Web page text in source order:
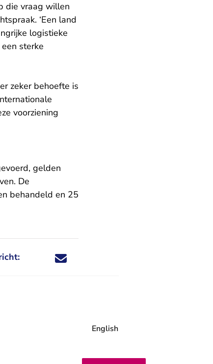
die vraag willen
‘Een land
logistieke
sterke
zeker behoefte is
voorziening
gelden
De
behandeld en 25
Deel dit nieuwsbericht via X - U verlaat
Deel dit nieuwsbericht via Facebook - U
Deel dit nieuwsbericht via e-mail
Deel dit nieuwsbericht via LinkedIn - U
English